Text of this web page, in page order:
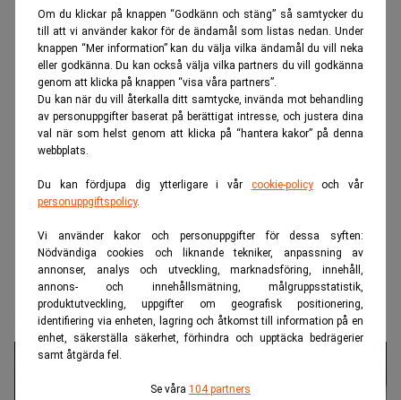
Om du klickar på knappen “Godkänn och stäng” så samtycker du
till att vi använder kakor för de ändamål som listas nedan. Under
knappen “Mer information” kan du välja vilka ändamål du vill neka
eller godkänna. Du kan också välja vilka partners du vill godkänna
genom att klicka på knappen “visa våra partners”.
Du kan när du vill återkalla ditt samtycke, invända mot behandling
av personuppgifter baserat på berättigat intresse, och justera dina
val när som helst genom att klicka på “hantera kakor” på denna
webbplats.
Du kan fördjupa dig ytterligare i vår cookie-policyoch vår
personuppgiftspolicy.
Vi använder kakor och personuppgifter för dessa syften:
Nödvändiga cookies och liknande tekniker, anpassning av
annonser, analys och utveckling, marknadsföring, innehåll,
annons- och innehållsmätning, målgruppsstatistik,
produktutveckling, uppgifter om geografisk positionering,
identifiering via enheten, lagring och åtkomst till information på en
enhet, säkerställa säkerhet, förhindra och upptäcka bedrägerier
samt åtgärda fel.
Se våra 104 partners
Realtid.se Börs & finans
Svag inflation – då faller dollarn